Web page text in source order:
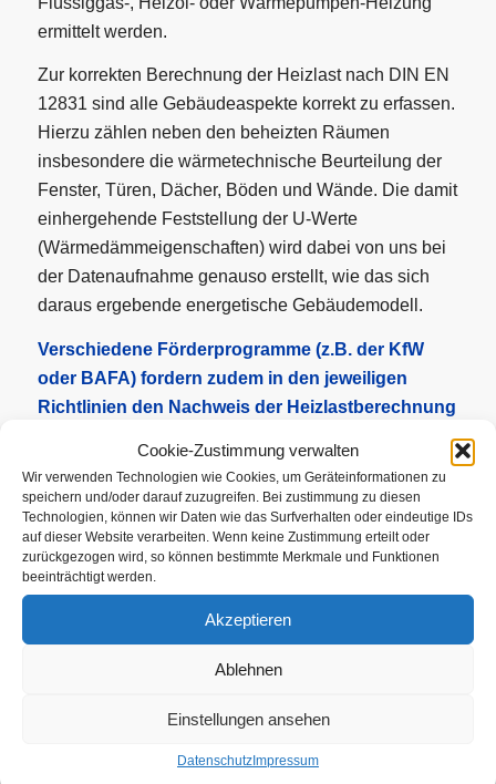
Cookie-Zustimmung verwalten
Wir verwenden Technologien wie Cookies, um Geräteinformationen zu
speichern und/oder darauf zuzugreifen. Bei zustimmung zu diesen
Technologien, können wir Daten wie das Surfverhalten oder eindeutige IDs
auf dieser Website verarbeiten. Wenn keine Zustimmung erteilt oder
zurückgezogen wird, so können bestimmte Merkmale und Funktionen
beeinträchtigt werden.
Akzeptieren
Ablehnen
Einstellungen ansehen
Datenschutz Impressum
ermittelt werden.
Zur korrekten Berechnung der Heizlast nach DIN EN
12831 sind alle Gebäudeaspekte korrekt zu erfassen.
Hierzu zählen neben den beheizten Räumen
insbesondere die wärmetechnische Beurteilung der
Fenster, Türen, Dächer, Böden und Wände. Die damit
einhergehende Feststellung der U-Werte
(Wärmedämmeigenschaften) wird dabei von uns bei
der Datenaufnahme genauso erstellt, wie das sich
daraus ergebende energetische Gebäudemodell.
Verschiedene Förderprogramme (z.B. der KfW
oder BAFA) fordern zudem in den jeweiligen
Richtlinien den Nachweis der Heizlastberechnung
zu erstellen und auf Verlangen vorzulegen.
Unsere Leistungen als Ingenieurbüro im Detail:
Datenaufnahme inkl. Vorortbegehung
Ermittlung aller relevanter U-Werte
Erstellung energetisches Gebäudemodell für
Umfangreichen Dokumentation